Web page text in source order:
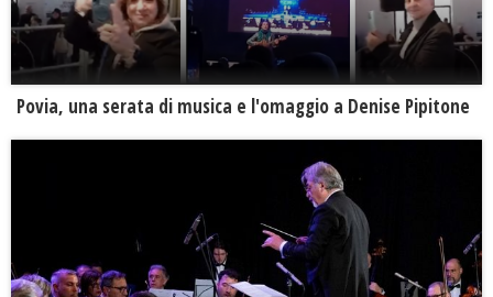
Povia, una serata di musica e l'omaggio a Denise Pipitone